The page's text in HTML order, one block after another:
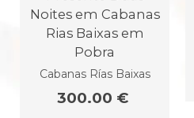
Noites em Cabanas
Rias Baixas em
Pobra
Cabanas Rías Baixas
300.00 €